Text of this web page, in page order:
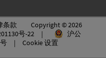
条款 Copyright © 2026
号-22 |
沪公
|Cookie 设置